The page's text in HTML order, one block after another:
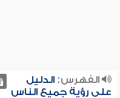
الفهرس:الدليل
على رؤية جميع الناس